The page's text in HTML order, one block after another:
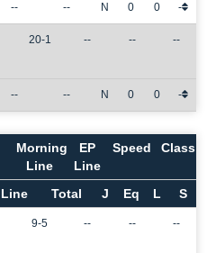
-- -- N 0 0 -
20-1 -- -- --
-- -- N 0 0 -
Morning
Line
EP
Line
Speed Class
Line Total J Eq L S
9-5 -- -- --